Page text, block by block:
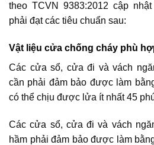
theo TCVN 9383:2012 cập
phải đạt các tiêu chuẩn sau:
Vật liệu cửa chống cháy phù
Các cửa sổ, cửa đi và vách
cần phải đảm bảo được làm
có thể chịu được lửa ít nhất 45
Các cửa sổ, cửa đi và vách
hầm phải đảm bảo được làm